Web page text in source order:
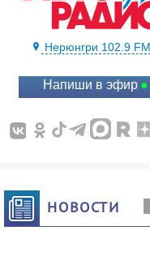
Нерюнгри 102.9 FM
Напиши в эфир
НОВОСТИ